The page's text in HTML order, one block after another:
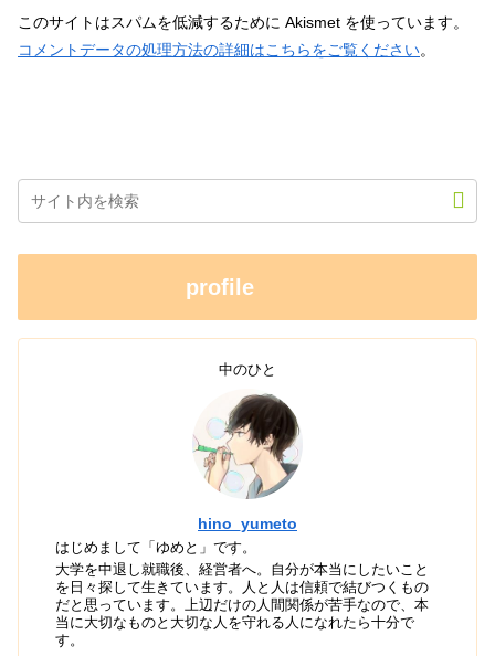
このサイトはスパムを低減するために Akismet を使っています。
コメントデータの処理方法の詳細はこちらをご覧ください。
profile
中のひと
hino_yumeto
はじめまして「ゆめと」です。
大学を中退し就職後、経営者へ。自分が本当にしたいこと
を日々探して生きています。人と人は信頼で結びつくもの
だと思っています。上辺だけの人間関係が苦手なので、本
当に大切なものと大切な人を守れる人になれたら十分で
す。